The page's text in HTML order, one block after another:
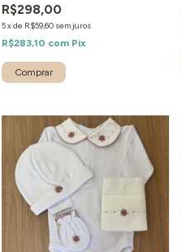
R$298,00
5xde R$59,60 sem juros
R$283,10 com Pix